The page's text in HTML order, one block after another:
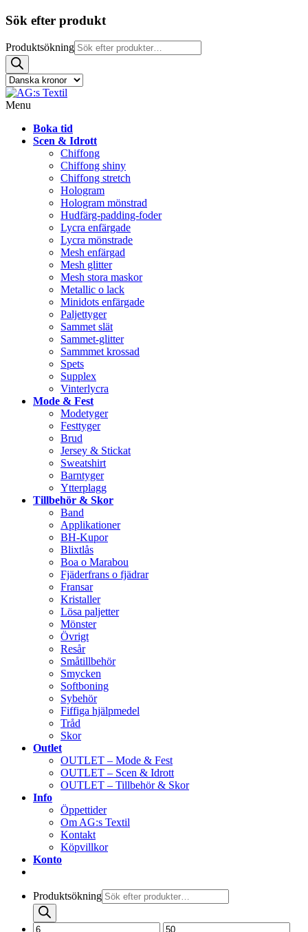
Sök efter produkt
Produktsökning
Menu
Boka tid
Scen & Idrott
Chiffong
Chiffong shiny
Chiffong stretch
Hologram
Hologram mönstrad
Hudfärg-padding-foder
Lycra enfärgade
Lycra mönstrade
Mesh enfärgad
Mesh glitter
Mesh stora maskor
Metallic o lack
Minidots enfärgade
Paljettyger
Sammet slät
Sammet-glitter
Sammmet krossad
Spets
Supplex
Vinterlycra
Mode & Fest
Modetyger
Festtyger
Brud
Jersey & Stickat
Sweatshirt
Barntyger
Ytterplagg
Tillbehör & Skor
Band
Applikationer
BH-Kupor
Blixtlås
Boa o Marabou
Fjäderfrans o fjädrar
Fransar
Kristaller
Lösa paljetter
Mönster
Övrigt
Resår
Småtillbehör
Smycken
Softboning
Sybehör
Fiffiga hjälpmedel
Tråd
Skor
Outlet
OUTLET – Mode & Fest
OUTLET – Scen & Idrott
OUTLET – Tillbehör & Skor
Info
Öppettider
Om AG:s Textil
Kontakt
Köpvillkor
Konto
Produktsökning